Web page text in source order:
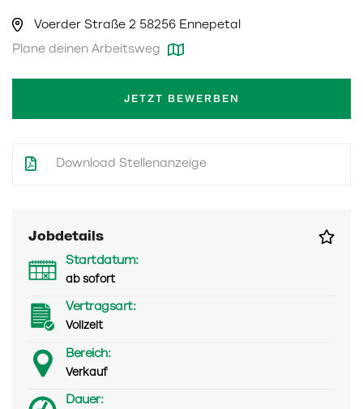
Voerder Straße 2 58256 Ennepetal
Plane deinen Arbeitsweg
JETZT BEWERBEN
Download Stellenanzeige
Jobdetails
Startdatum:
ab sofort
Vertragsart:
Vollzeit
Bereich:
Verkauf
Dauer: